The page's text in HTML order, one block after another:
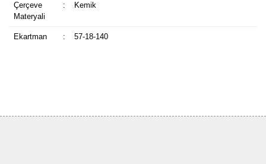
Çerçeve
Materyali
: Kemik
Ekartman : 57-18-140